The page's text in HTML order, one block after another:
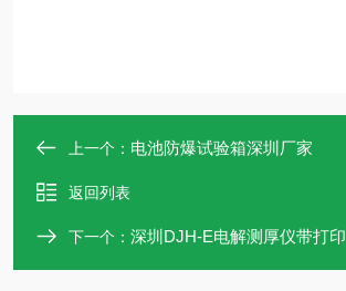
上一个： 电池防爆试验箱深圳厂家
返回列表
下一个： 深圳DJH-E电解测厚仪带打印